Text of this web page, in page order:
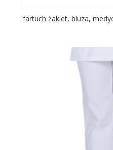
fartuch żakiet, bluza,